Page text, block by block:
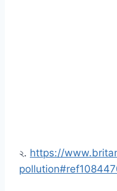
২. https://